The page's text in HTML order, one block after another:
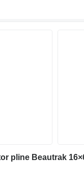
pline Beautrak